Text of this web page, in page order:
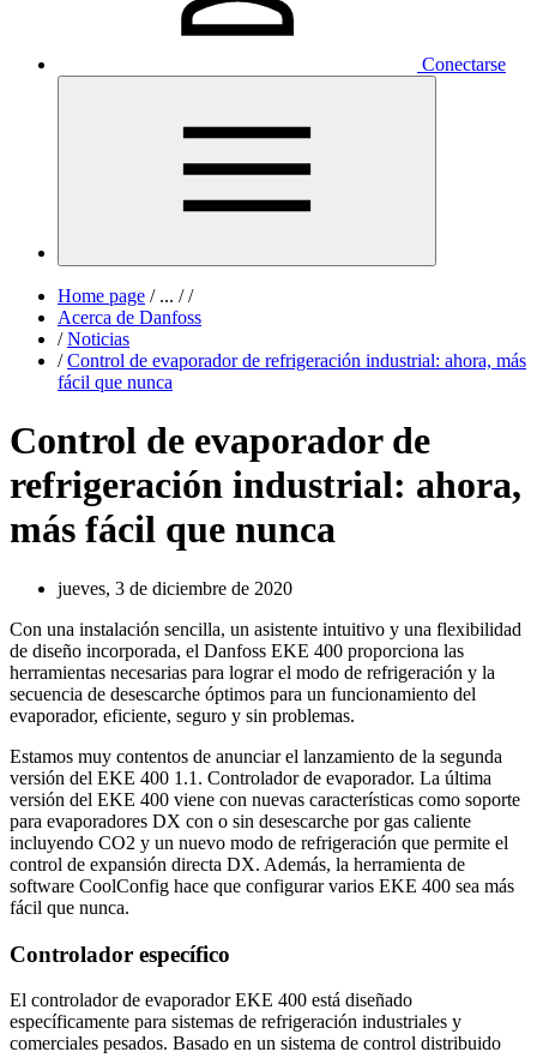
Conectarse
Home page /... / /
Acerca de Danfoss
/ Noticias
/ Control de evaporador de refrigeración industrial: ahora, más
fácil que nunca
Control de evaporador de
refrigeración industrial: ahora,
más fácil que nunca
jueves, 3 de diciembre de 2020
Con una instalación sencilla, un asistente intuitivo y una flexibilidad
de diseño incorporada, el Danfoss EKE 400 proporciona las
herramientas necesarias para lograr el modo de refrigeración y la
secuencia de desescarche óptimos para un funcionamiento del
evaporador, eficiente, seguro y sin problemas.
Estamos muy contentos de anunciar el lanzamiento de la segunda
versión del EKE 400 1.1. Controlador de evaporador. La última
versión del EKE 400 viene con nuevas características como soporte
para evaporadores DX con o sin desescarche por gas caliente
incluyendo CO2 y un nuevo modo de refrigeración que permite el
control de expansión directa DX. Además, la herramienta de
software CoolConfig hace que configurar varios EKE 400 sea más
fácil que nunca.
Controlador específico
El controlador de evaporador EKE 400 está diseñado
específicamente para sistemas de refrigeración industriales y
comerciales pesados. Basado en un sistema de control distribuido